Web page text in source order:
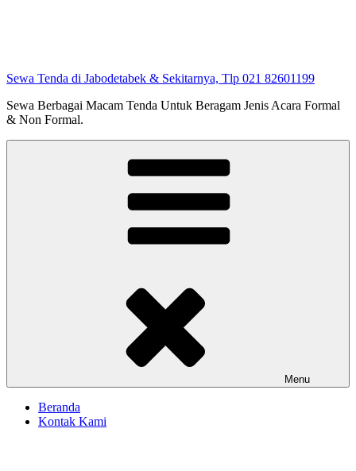
Sewa Tenda di Jabodetabek & Sekitarnya, Tlp 021 82601199
Sewa Berbagai Macam Tenda Untuk Beragam Jenis Acara Formal
& Non Formal.
Menu
Beranda
Kontak Kami